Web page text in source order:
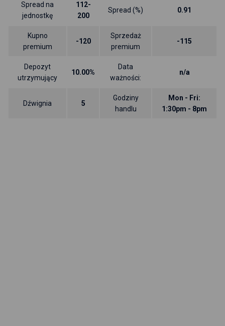
Spread na
jednostkę
112-
200
Spread (%) 0.91
Kupno
premium
-120
Sprzedaż
premium
-115
Depozyt
utrzymujący
10.00%
Data
ważności:
n/a
Dźwignia 5
Godziny
handlu
Mon - Fri:
1:30pm - 8pm